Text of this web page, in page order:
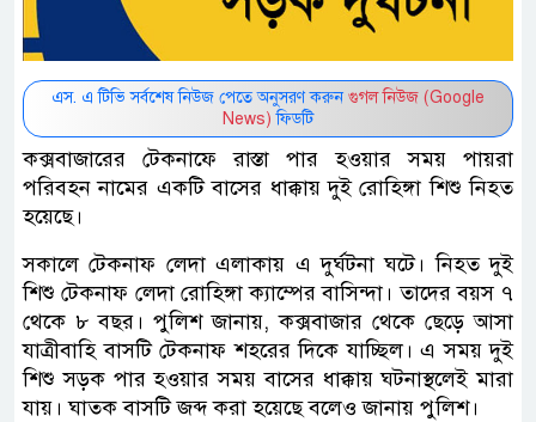
এস. এ টিভি সর্বশেষ নিউজ পেতে অনুসরণ করুন গুগল নিউজ (Google
News) ফিডটি
কক্সবাজারের টেকনাফে রাস্তা পার হওয়ার সময় পায়রা
পরিবহন নামের একটি বাসের ধাক্কায় দুই রোহিঙ্গা শিশু নিহত
হয়েছে।
সকালে টেকনাফ লেদা এলাকায় এ দুর্ঘটনা ঘটে। নিহত দুই
শিশু টেকনাফ লেদা রোহিঙ্গা ক্যাম্পের বাসিন্দা। তাদের বয়স ৭
থেকে ৮ বছর। পুলিশ জানায়, কক্সবাজার থেকে ছেড়ে আসা
যাত্রীবাহি বাসটি টেকনাফ শহরের দিকে যাচ্ছিল। এ সময় দুই
শিশু সড়ক পার হওয়ার সময় বাসের ধাক্কায় ঘটনাস্থলেই মারা
যায়। ঘাতক বাসটি জব্দ করা হয়েছে বলেও জানায় পুলিশ।